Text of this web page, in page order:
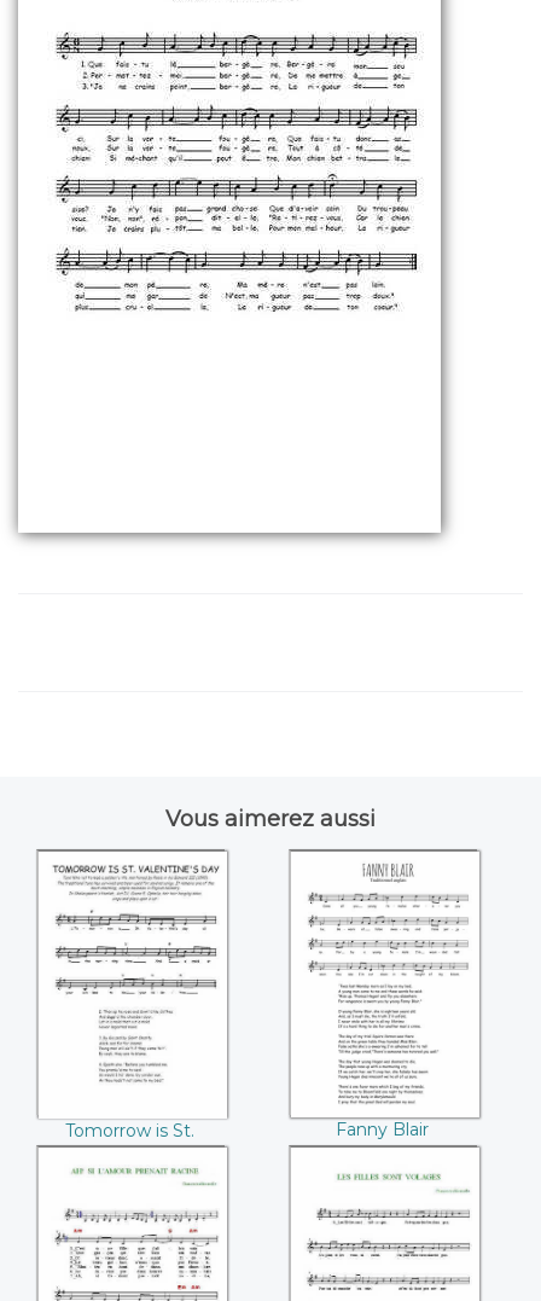
Vous aimerez aussi
Tomorrow is St.
Valentine's day
Tomorrow is St.
Valentine's day
Fanny Blair
Fanny Blair
Ah ! Si l'amour
prenait racine
Les filles sont
volages